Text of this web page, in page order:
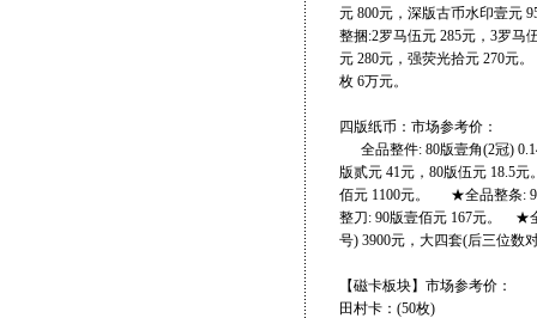
元 800元，深版古币水印壹
整捆:2罗马伍元 285元，3罗
元 280元，强荧光拾元 270元
枚 6万元。
四版纸币：市场参考价：
全品整件: 80版壹角(2冠)
版贰元 41元，80版伍元 18.5
佰元 1100元。 ★全品整条:
整刀: 90版壹佰元 167元。 ★
号) 3900元，大四套(后三位数
【磁卡板块】市场参考价：
田村卡：